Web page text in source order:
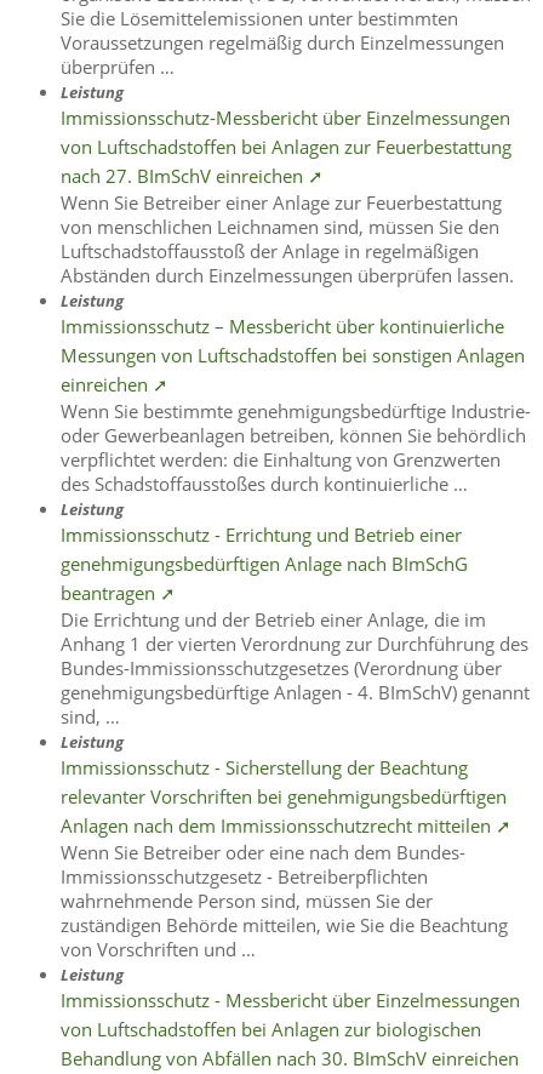
Sie die Lösemittelemissionen unter bestimmten
Voraussetzungen regelmäßig durch Einzelmessungen
überprüfen …
Leistung
Immissionsschutz-Messbericht über Einzelmessungen
von Luftschadstoffen bei Anlagen zur Feuerbestattung
nach 27. BImSchV einreichen ➚
Wenn Sie Betreiber einer Anlage zur Feuerbestattung
von menschlichen Leichnamen sind, müssen Sie den
Luftschadstoffausstoß der Anlage in regelmäßigen
Abständen durch Einzelmessungen überprüfen lassen.
Leistung
Immissionsschutz – Messbericht über kontinuierliche
Messungen von Luftschadstoffen bei sonstigen Anlagen
einreichen ➚
Wenn Sie bestimmte genehmigungsbedürftige Industrie-
oder Gewerbeanlagen betreiben, können Sie behördlich
verpflichtet werden: die Einhaltung von Grenzwerten
des Schadstoffausstoßes durch kontinuierliche …
Leistung
Immissionsschutz - Errichtung und Betrieb einer
genehmigungsbedürftigen Anlage nach BImSchG
beantragen ➚
Die Errichtung und der Betrieb einer Anlage, die im
Anhang 1 der vierten Verordnung zur Durchführung des
Bundes-Immissionsschutzgesetzes (Verordnung über
genehmigungsbedürftige Anlagen - 4. BImSchV) genannt
sind, …
Leistung
Immissionsschutz - Sicherstellung der Beachtung
relevanter Vorschriften bei genehmigungsbedürftigen
Anlagen nach dem Immissionsschutzrecht mitteilen ➚
Wenn Sie Betreiber oder eine nach dem Bundes-
Immissionsschutzgesetz - Betreiberpflichten
wahrnehmende Person sind, müssen Sie der
zuständigen Behörde mitteilen, wie Sie die Beachtung
von Vorschriften und …
Leistung
Immissionsschutz - Messbericht über Einzelmessungen
von Luftschadstoffen bei Anlagen zur biologischen
Behandlung von Abfällen nach 30. BImSchV einreichen